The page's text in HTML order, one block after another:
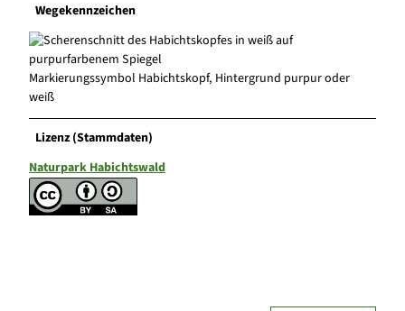
Wegekennzeichen
Markierungssymbol Habichtskopf, Hintergrund purpur oder
weiß
Lizenz (Stammdaten)
Naturpark Habichtswald